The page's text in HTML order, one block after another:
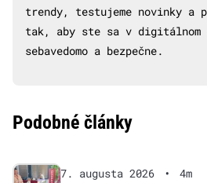
trendy, testujeme novinky a
tak, aby ste sa v
sebavedomo a bezpečne.
Podobné články
7. augusta 2026 •
4m